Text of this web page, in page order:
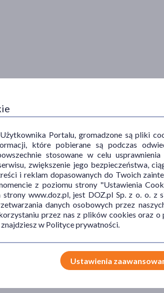
Portalu, gromadzone są pliki
które pobierane są podczas
stosowane w celu
zwiększenie jego bezpieczeństwa,
i reklam dopasowanych do Twoich
z poziomu strony "Ustawienia
www.doz.pl, jest DOZ.pl Sp. z o. o.
danych osobowych przez
przez nas z plików cookies oraz
w Polityce prywatności.
Ustawienia